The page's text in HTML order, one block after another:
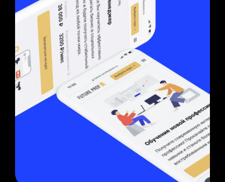
Сайт для обучающего центра